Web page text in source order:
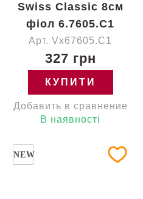
Swiss Classic 8см
фіол 6.7605.C1
Арт. Vx67605.C1
327 грн
КУПИТИ
Добавить в сравнение
В наявності
NEW